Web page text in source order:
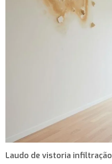
Laudo de vistoria infiltração